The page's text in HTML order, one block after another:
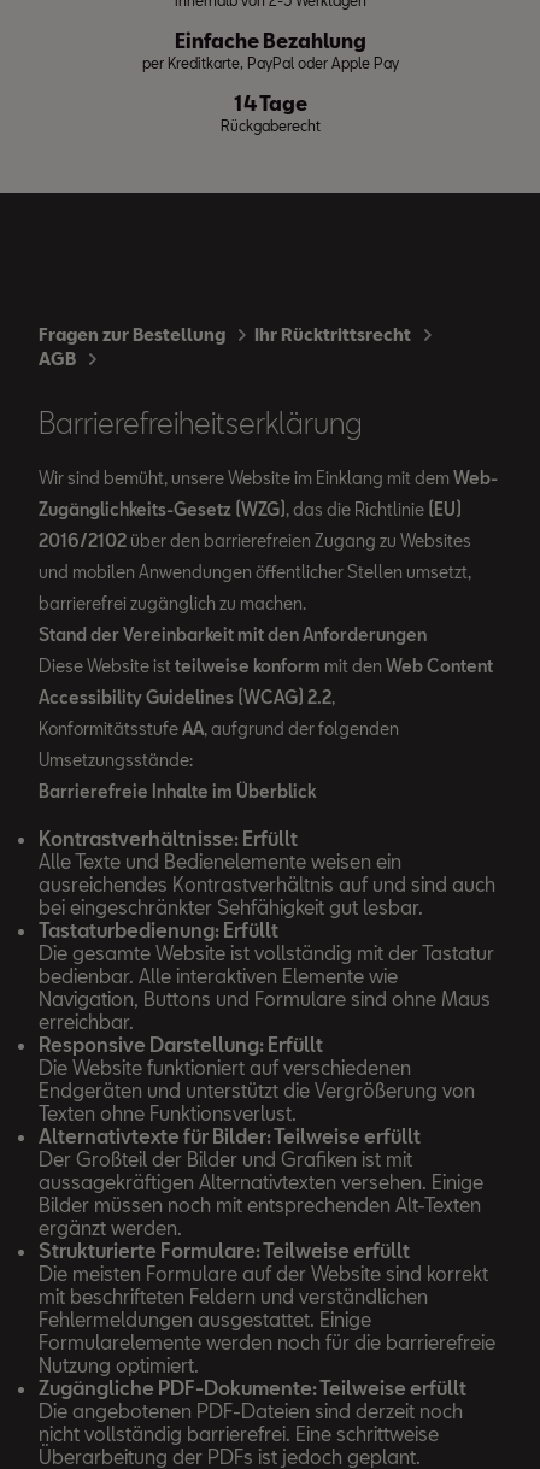
Einfache Bezahlung
per Kreditkarte, PayPal oder Apple Pay
14 Tage
Rückgaberecht
Fragen zur Bestellung
Ihr Rücktrittsrecht
AGB
Barrierefreiheitserklärung
Wir sind bemüht, unsere Website im Einklang mit dem Web-
Zugänglichkeits-Gesetz (WZG) , das die Richtlinie (EU)
2016/2102 über den barrierefreien Zugang zu Websites
und mobilen Anwendungen öffentlicher Stellen umsetzt,
barrierefrei zugänglich zu machen.
Stand der Vereinbarkeit mit den Anforderungen
Diese Website ist teilweise konform mit den Web Content
Accessibility Guidelines (WCAG) 2.2,
KonformitätsstufeAA, aufgrund der folgenden
Umsetzungsstände:
Barrierefreie Inhalte im Überblick
Kontrastverhältnisse: Erfüllt
Alle Texte und Bedienelemente weisen ein
ausreichendes Kontrastverhältnis auf und sind auch
bei eingeschränkter Sehfähigkeit gut lesbar.
Tastaturbedienung: Erfüllt
Die gesamte Website ist vollständig mit der Tastatur
bedienbar. Alle interaktiven Elemente wie
Navigation, Buttons und Formulare sind ohne Maus
erreichbar.
Responsive Darstellung: Erfüllt
Die Website funktioniert auf verschiedenen
Endgeräten und unterstützt die Vergrößerung von
Texten ohne Funktionsverlust.
Alternativtexte für Bilder: Teilweise erfüllt
Der Großteil der Bilder und Grafiken ist mit
aussagekräftigen Alternativtexten versehen. Einige
Bilder müssen noch mit entsprechenden Alt-Texten
ergänzt werden.
Strukturierte Formulare: Teilweise erfüllt
Die meisten Formulare auf der Website sind korrekt
mit beschrifteten Feldern und verständlichen
Fehlermeldungen ausgestattet. Einige
Formularelemente werden noch für die barrierefreie
Nutzung optimiert.
Zugängliche PDF-Dokumente: Teilweise erfüllt
Die angebotenen PDF-Dateien sind derzeit noch
nicht vollständig barrierefrei. Eine schrittweise
Überarbeitung der PDFs ist jedoch geplant.